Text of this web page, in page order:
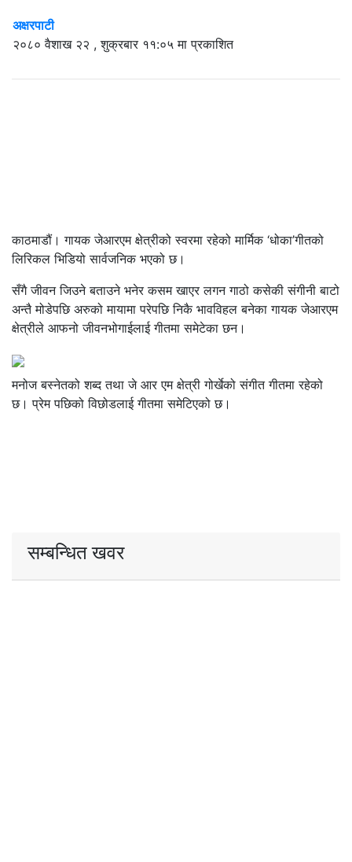
अक्षरपाटी
२०८० वैशाख २२ , शुक्रबार ११:०५ मा प्रकाशित
काठमाडौं। गायक जेआरएम क्षेत्रीको स्वरमा रहेको मार्मिक ‘धोका’गीतको
लिरिकल भिडियो सार्वजनिक भएको छ।
सँगै जीवन जिउने बताउने भनेर कसम खाएर लगन गाठो कसेकी संगीनी बाटो
अन्तै मोडेपछि अरुको मायामा परेपछि निकै भावविहल बनेका गायक जेआरएम
क्षेत्रीले आफनो जीवनभोगाईलाई गीतमा समेटेका छन।
मनोज बस्नेतको शब्द तथा जे आर एम क्षेत्री गोर्खेको संगीत गीतमा रहेको
छ। प्रेम पछिको विछोडलाई गीतमा समेटिएको छ।
सम्बन्धित खवर